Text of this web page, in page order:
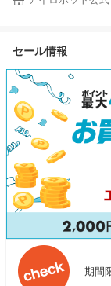
ルンバ オンライン限定
プ自動洗浄 乾燥機能 小
品 メーカー保証 延長保
料無料
セール情報
期間